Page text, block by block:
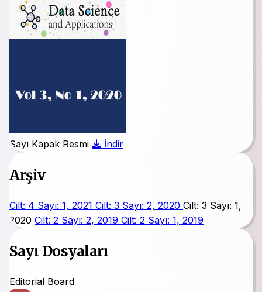
Sayı Kapak Resmi İndir
Arşiv
Cilt: 4 Sayı: 1, 2021 Cilt: 3 Sayı: 2, 2020 Cilt: 3 Sayı: 1,
2020 Cilt: 2 Sayı: 2, 2019 Cilt: 2 Sayı: 1, 2019
Sayı Dosyaları
Editorial Board